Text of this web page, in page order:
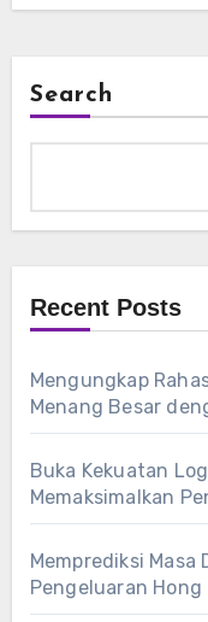
Search
Recent Posts
Mengungkap
Menang Besar
Buka Kekuatan
Memaksimalkan
Memprediksi Masa
Pengeluaran